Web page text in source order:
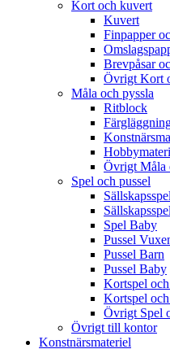
Kort och kuvert
Kuvert
Finpapper
Brevpåsar
Övrigt Kort
Måla och pyssla
Ritblock
Övrigt Måla
Spel och pussel
Spel Baby
Pussel
Pussel Barn
Pussel Baby
Kortspel
Kortspel
Övrigt Spel
Övrigt till kontor
Konstnärsmateriel